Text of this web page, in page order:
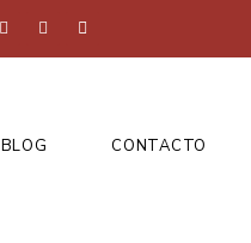
BLOG CONTACTO